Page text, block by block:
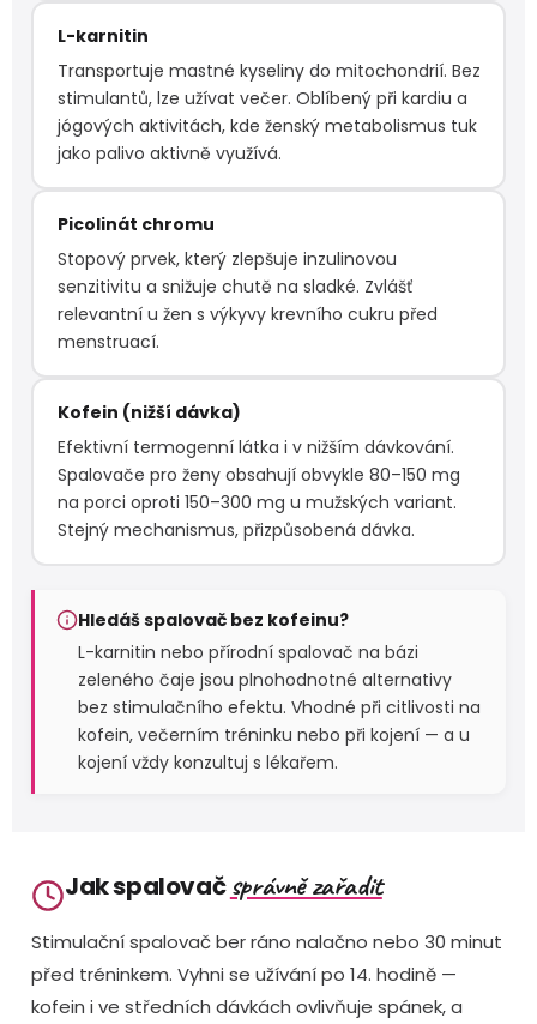
L-karnitin
Transportuje mastné kyseliny do mitochondrií. Bez
stimulantů, lze užívat večer. Oblíbený při kardiu a
jógových aktivitách, kde ženský metabolismus tuk
jako palivo aktivně využívá.
Picolinát chromu
Stopový prvek, který zlepšuje inzulinovou
senzitivitu a snižuje chutě na sladké. Zvlášť
relevantní u žen s výkyvy krevního cukru před
menstruací.
Kofein (nižší dávka)
Efektivní termogenní látka i v nižším dávkování.
Spalovače pro ženy obsahují obvykle 80–150 mg
na porci oproti 150–300 mg u mužských variant.
Stejný mechanismus, přizpůsobená dávka.
Hledáš spalovač bez kofeinu?
L-karnitin nebo přírodní spalovač na bázi
zeleného čaje jsou plnohodnotné alternativy
bez stimulačního efektu. Vhodné při citlivosti na
kofein, večerním tréninku nebo při kojení — a u
kojení vždy konzultuj s lékařem.
Jak spalovačsprávně zařadit
Stimulační spalovač ber ráno nalačno nebo 30 minut
před tréninkem. Vyhni se užívání po 14. hodině —
kofein i ve středních dávkách ovlivňuje spánek, a